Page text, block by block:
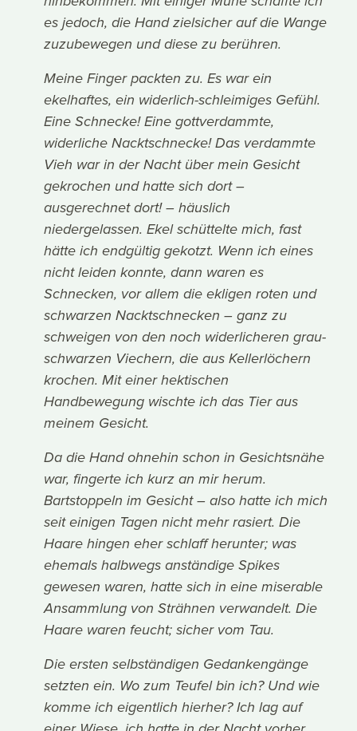
es jedoch, die Hand zielsicher auf die Wange
zuzubewegen und diese zu berühren.
Meine Finger packten zu. Es war ein
ekelhaftes, ein widerlich-schleimiges Gefühl.
Eine Schnecke! Eine gottverdammte,
widerliche Nacktschnecke! Das verdammte
Vieh war in der Nacht über mein Gesicht
gekrochen und hatte sich dort –
ausgerechnet dort! – häuslich
niedergelassen. Ekel schüttelte mich, fast
hätte ich endgültig gekotzt. Wenn ich eines
nicht leiden konnte, dann waren es
Schnecken, vor allem die ekligen roten und
schwarzen Nacktschnecken – ganz zu
schweigen von den noch widerlicheren grau-
schwarzen Viechern, die aus Kellerlöchern
krochen. Mit einer hektischen
Handbewegung wischte ich das Tier aus
meinem Gesicht.
Da die Hand ohnehin schon in Gesichtsnähe
war, fingerte ich kurz an mir herum.
Bartstoppeln im Gesicht – also hatte ich mich
seit einigen Tagen nicht mehr rasiert. Die
Haare hingen eher schlaff herunter; was
ehemals halbwegs anständige Spikes
gewesen waren, hatte sich in eine miserable
Ansammlung von Strähnen verwandelt. Die
Haare waren feucht; sicher vom Tau.
Die ersten selbständigen Gedankengänge
setzten ein. Wo zum Teufel bin ich? Und wie
komme ich eigentlich hierher? Ich lag auf